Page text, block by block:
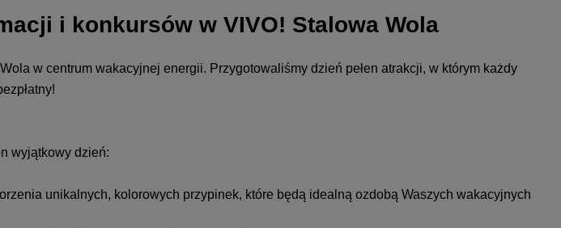
i konkursów w VIVO! Stalowa Wola
w centrum wakacyjnej energii. Przygotowaliśmy dzień pełen atrakcji, w którym każdy
wyjątkowy dzień:
unikalnych, kolorowych przypinek, które będą idealną ozdobą Waszych wakacyjnych